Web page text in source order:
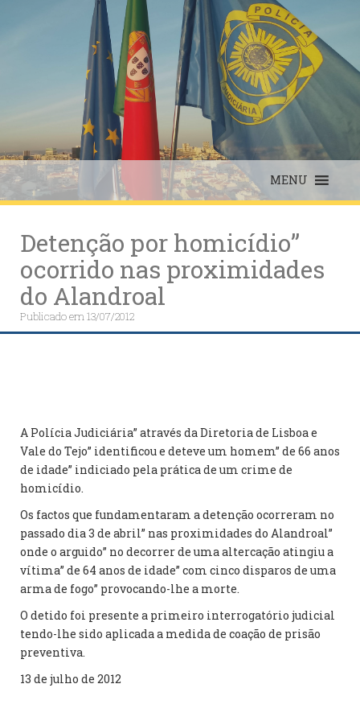
MENU
Detenção por homicídio”
ocorrido nas proximidades
do Alandroal
Publicado em13/07/2012
A Polícia Judiciária” através da Diretoria de Lisboa e
Vale do Tejo” identificou e deteve um homem” de 66 anos
de idade” indiciado pela prática de um crime de
homicídio.
Os factos que fundamentaram a detenção ocorreram no
passado dia 3 de abril” nas proximidades do Alandroal”
onde o arguido” no decorrer de uma altercação atingiu a
vítima” de 64 anos de idade” com cinco disparos de uma
arma de fogo” provocando-lhe a morte.
O detido foi presente a primeiro interrogatório judicial
tendo-lhe sido aplicada a medida de coação de prisão
preventiva.
13 de julho de 2012